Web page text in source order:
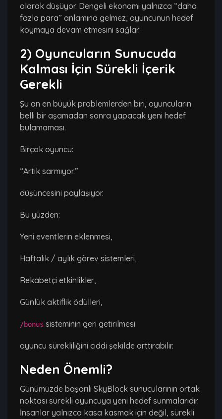
olarak düşüyor. Dengeli ekonomi yalnızca “daha
fazla para” anlamına gelmez; oyuncunun hedef
koymaya devam etmesini sağlar.
2) Oyuncuların Sunucuda
Kalması İçin Sürekli İçerik
Gerekli
Şu an en büyük problemlerden biri, oyuncuların
belli bir aşamadan sonra yapacak yeni hedef
bulamaması.
Birçok oyuncu:
“Artık sarmıyor.”
düşüncesini paylaşıyor.
Bu yüzden:
Yeni eventlerin eklenmesi,
Haftalık / aylık görev sistemleri,
Rekabetçi etkinlikler,
Günlük aktiflik ödülleri,
/bonus sisteminin geri getirilmesi
oyuncu sürekliliğini ciddi şekilde arttırabilir.
Neden Önemli?
Günümüzde başarılı SkyBlock sunucularının ortak
noktası sürekli oyuncuya yeni hedef sunmalarıdır.
İnsanlar yalnızca kasa kasmak için değil, sürekli